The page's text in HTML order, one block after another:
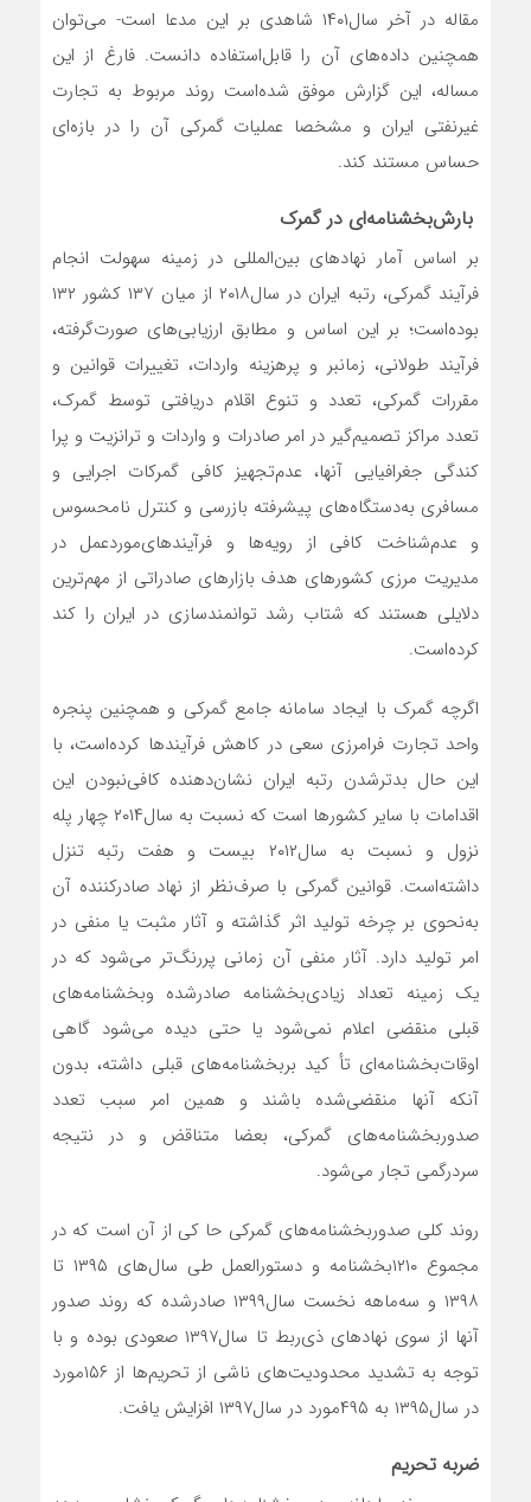
مقاله در آخر سال‌۱۴۰۱ شاهدی بر این مدعا است- می‌توان
همچنین داده‌های آن را قابل‌استفاده دانست. فارغ از این
مساله، این گزارش موفق شده‌است روند مربوط به تجارت
غیرنفتی ایران و مشخصا عملیات گمرکی آن را در بازه‌‌‌‌‌ای
حساس مستند کند.
بارش‌بخشنامه‌‌‌‌‌ای در گمرک
بر اساس آمار نهادهای بین‌المللی در زمینه سهولت انجام
فرآیند گمرکی، رتبه ایران در سال‌۲۰۱۸ از میان ۱۳۷ کشور ۱۳۲
بوده‌است؛ بر این اساس و مطابق ارزیابی‌‌‌‌‌های صورت‌گرفته،
فرآیند طولانی، زمانبر و پرهزینه واردات، تغییرات قوانین و
مقررات گمرکی، تعدد و تنوع اقلام دریافتی توسط گمرک،
تعدد مراکز تصمیم‌گیر در امر صادرات و واردات و ترانزیت و پرا
کندگی جغرافیایی آنها، عدم‌تجهیز کافی گمرکات اجرایی و
مسافری به‌دستگاه‌های پیشرفته بازرسی و کنترل نامحسوس
و عدم‌شناخت کافی از رویه‌‌‌‌‌ها و فرآیندهای‌مورد‌عمل در
مدیریت مرزی کشورهای هدف بازارهای صادراتی از مهم‌ترین
دلایلی هستند که شتاب رشد توانمندسازی در ایران را کند
کرده‌است.
اگرچه گمرک با ایجاد سامانه جامع گمرکی و همچنین پنجره
واحد تجارت فرامرزی سعی در کاهش فرآیندها کرده‌است، با
این حال بدتر‌شدن رتبه ایران نشان‌دهنده کافی‌نبودن این
اقدامات با سایر کشورها است که نسبت به سال‌۲۰۱۴ چهار پله
نزول و نسبت به سال‌۲۰۱۲ بیست و هفت رتبه تنزل
داشته‌است. قوانین گمرکی با صرف‌نظر از نهاد صادرکننده آن
به‌نحوی بر چرخه تولید اثر گذاشته و آثار مثبت یا منفی در
امر تولید دارد. آثار منفی آن زمانی پررنگ‌تر می‌شود که در
یک زمینه تعداد زیادی‌بخشنامه صادرشده و‌بخشنامه‌‌‌‌‌های
قبلی منقضی اعلام نمی‌شود یا حتی دیده می‌شود گاهی
اوقات‌بخشنامه‌‌‌‌‌ای تأ کید بر‌بخشنامه‌‌‌‌‌های قبلی داشته، بدون
آنکه آنها منقضی‌شده باشند و همین امر سبب تعدد
صدور‌بخشنامه‌‌‌‌‌های گمرکی، بعضا متناقض و در نتیجه
سردرگمی تجار می‌شود.
روند کلی صدور‌بخشنامه‌‌‌‌‌های گمرکی حا کی از آن است که در
مجموع ۱۲۱۰‌بخشنامه و دستورالعمل طی سال‌های ۱۳۹۵ تا
۱۳۹۸ و سه‌ماهه نخست سال‌۱۳۹۹ صادرشده که روند صدور
آنها از سوی نهادهای ذی‌ربط تا سال‌۱۳۹۷ صعودی بوده و با
توجه به تشدید محدودیت‌های ناشی از تحریم‌ها از ۱۵۶‌مورد
در سال‌۱۳۹۵ به ۴۹۵‌مورد در سال‌۱۳۹۷ افزایش یافت.
ضربه تحریم